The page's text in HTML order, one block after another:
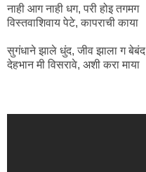
नाही आग नाही धग, परी होइ तगमग
विस्तवाशिवाय पेटे, कापराची काया
सुगंधाने झाले धुंद, जीव झाला ग बेबंद
देहभान मी विसरावे, अशी करा माया